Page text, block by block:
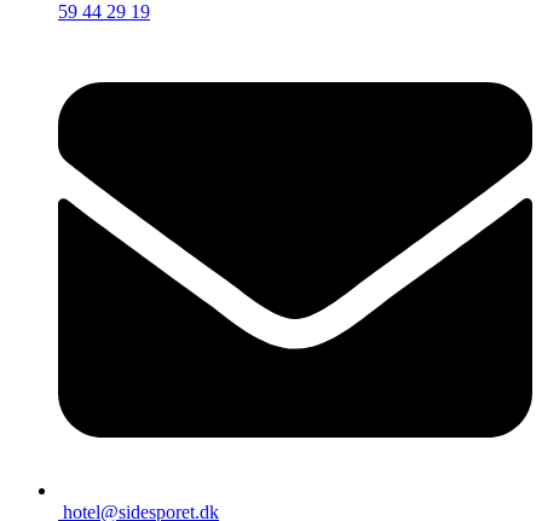
59 44 29 19
hotel@sidesporet.dk